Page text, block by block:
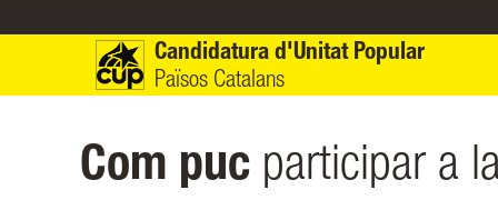
Candidatura d'Unitat Popular
Països Catalans
Com puc participar a